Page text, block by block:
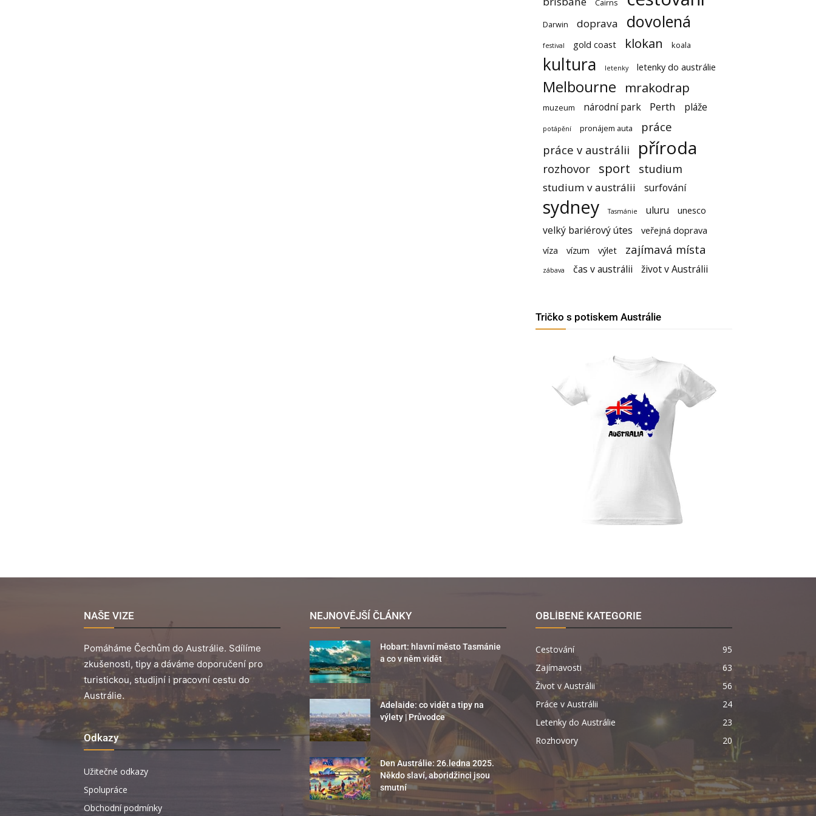
Cairns
Darwin doprava dovolená
festival gold coast klokan koala
kultura letenky letenky do austrálie
Melbourne mrakodrap
muzeum národní park Perth pláže
potápění pronájem auta
práce
práce v austrálii
příroda
rozhovor sport studium
studium v austrálii surfování
sydney Tasmánie uluru unesco
velký bariérový útes
veřejná doprava
víza
vízum výlet zajímavá místa
zábava čas v austrálii život v Austrálii
Tričko s potiskem Austrálie
NAŠE VIZE
Pomáháme Čechům do Austrálie. Sdílíme
zkušenosti, tipy a dáváme doporučení pro
turistickou, studijní i pracovní cestu do
Austrálie.
Odkazy
Užitečné odkazy
Spolupráce
Obchodní podmínky
NEJNOVĚJŠÍ ČLÁNKY
Hobart: hlavní město Tasmánie
a co v něm vidět
Adelaide: co vidět a tipy na
výlety | Průvodce
Den Austrálie: 26.ledna 2025.
Někdo slaví, aboridžinci jsou
smutní
OBLÍBENÉ KATEGORIE
Cestování
95
Zajímavosti
63
Život v Austrálii
56
Práce v Austrálii
24
Letenky do Austrálie
23
Rozhovory
20